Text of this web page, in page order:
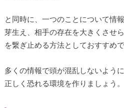
と同時に、一つのことについて情
芽生え、相手の存在を大きくさせ
を繋ぎ止める方法としておすすめで
多くの情報で頭が混乱しないよう
正しく恐れる環境を作りましょう。